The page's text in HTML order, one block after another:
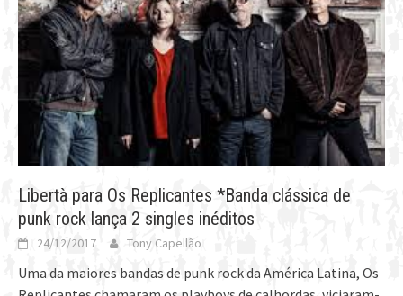
Libertà para Os Replicantes *Banda clássica de
punk rock lança 2 singles inéditos
24/12/2017 Tony Capellão
Uma da maiores bandas de punk rock da América Latina, Os